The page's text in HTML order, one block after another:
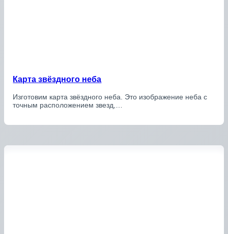
Карта звёздного неба
Изготовим карта звёздного неба. Это изображение неба с
точным расположением звезд,…